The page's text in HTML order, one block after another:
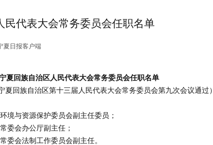
民代表大会常务委员会任职名单
夏日报客户端
夏回族自治区人民代表大会常务委员会任职名单
夏回族自治区第十三届人民代表大会常务委员会第九次会议通过）
与资源保护委员会副主任委员；
会办公厅副主任；
会法制工作委员会副主任。